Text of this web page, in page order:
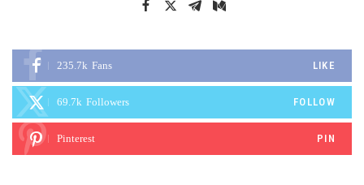
235.7k Fans LIKE
69.7k Followers FOLLOW
Pinterest PIN